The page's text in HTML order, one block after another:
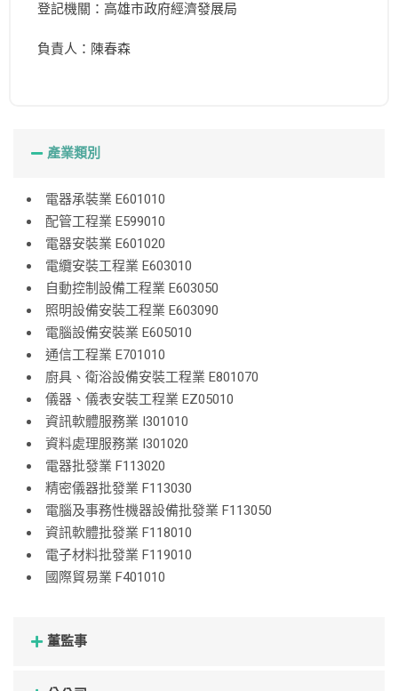
登記機關：高雄市政府經濟發展局
負責人：陳春森
產業類別
電器承裝業 E601010
配管工程業 E599010
電器安裝業 E601020
電纜安裝工程業 E603010
自動控制設備工程業 E603050
照明設備安裝工程業 E603090
電腦設備安裝業 E605010
通信工程業 E701010
廚具、衛浴設備安裝工程業 E801070
儀器、儀表安裝工程業 EZ05010
資訊軟體服務業 I301010
資料處理服務業 I301020
電器批發業 F113020
精密儀器批發業 F113030
電腦及事務性機器設備批發業 F113050
資訊軟體批發業 F118010
電子材料批發業 F119010
國際貿易業 F401010
董監事